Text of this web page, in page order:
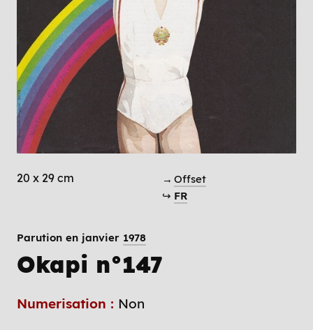
20 x 29 cm → Offset
↪ FR
Parution en janvier 1978
Okapi n°147
Numerisation : Non